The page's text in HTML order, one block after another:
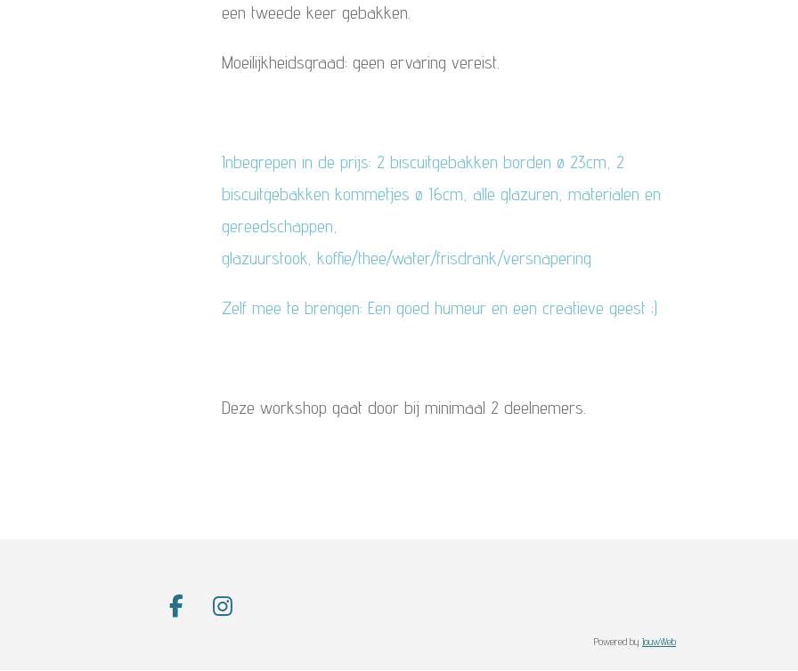
een tweede keer gebakken.
Moeilijkheidsgraad: geen ervaring vereist.
Inbegrepen in de prijs: 2 biscuitgebakken borden ø 23cm, 2
biscuitgebakken kommetjes ø 16cm, alle glazuren, materialen en
gereedschappen,
glazuurstook, koffie/thee/water/frisdrank/versnapering
Zelf mee te brengen: Een goed humeur en een creatieve geest ;)
Deze workshop gaat door bij minimaal 2 deelnemers.
F
I
Powered by JouwWeb